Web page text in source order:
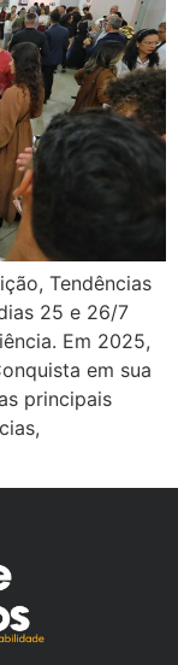
Tendências
25 e 26/7
Em 2025,
em sua
principais